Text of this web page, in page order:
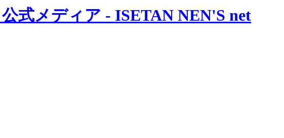
式メディア - ISETAN NEN'S net